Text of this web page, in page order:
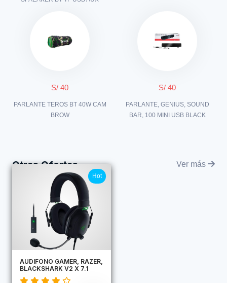
S/ 40
PARLANTE TEROS BT 40W CAM
BROW
S/ 40
PARLANTE, GENIUS, SOUND
BAR, 100 MINI USB BLACK
Otras Ofertas Ver más
Hot
AUDIFONO GAMER, RAZER,
BLACKSHARK V2 X 7.1